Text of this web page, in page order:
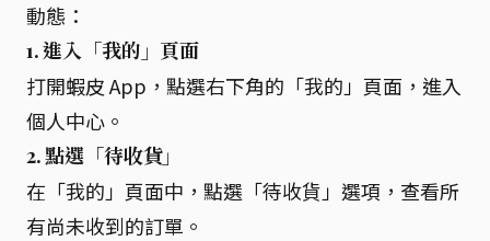
動態：
1. 進入「我的」頁面
打開蝦皮 App，點選右下角的「我的」頁面，進入
個人中心。
2. 點選「待收貨」
在「我的」頁面中，點選「待收貨」選項，查看所
有尚未收到的訂單。